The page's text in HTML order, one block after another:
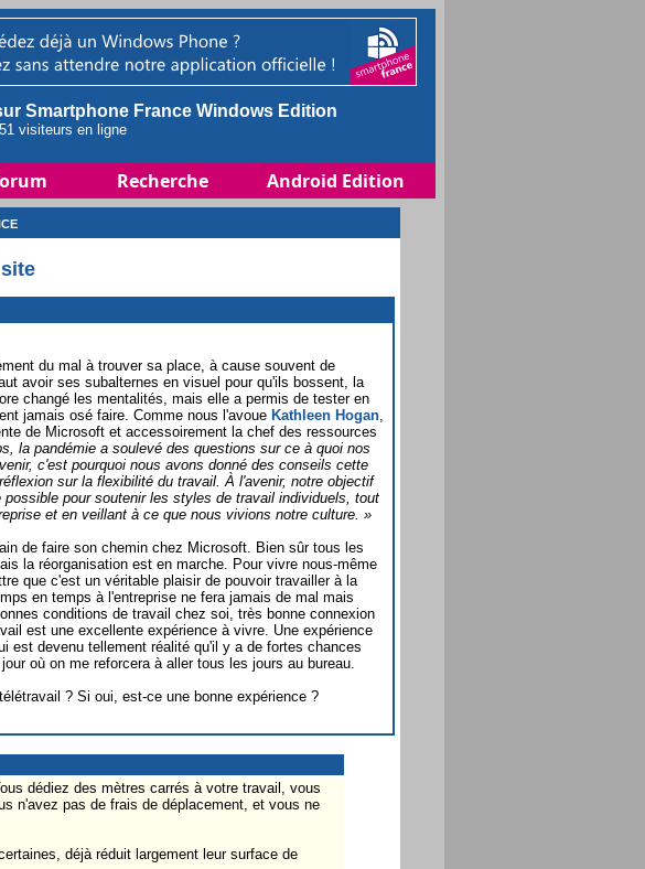
Smartphone France Windows Edition
visiteurs en ligne
Recherche Android Edition
du mal à trouver sa place, à cause souvent de
avoir ses subalternes en visuel pour qu'ils bossent, la
changé les mentalités, mais elle a permis de tester en
jamais osé faire. Comme nous l'avoue Kathleen Hogan
de Microsoft et accessoirement la chef des ressources
la pandémie a soulevé des questions sur ce à quoi nos
c'est pourquoi nous avons donné des conseils cette
sur la flexibilité du travail. À l'avenir, notre objectif
pour soutenir les styles de travail individuels, tout
et en veillant à ce que nous vivions notre culture. »
de faire son chemin chez Microsoft. Bien sûr tous les
la réorganisation est en marche. Pour vivre nous-même
que c'est un véritable plaisir de pouvoir travailler à la
en temps à l'entreprise ne fera jamais de mal mais
conditions de travail chez soi, très bonne connexion
est une excellente expérience à vivre. Une expérience
est devenu tellement réalité qu'il y a de fortes chances
où on me reforcera à aller tous les jours au bureau.
? Si oui, est-ce une bonne expérience ?
dédiez des mètres carrés à votre travail, vous
n'avez pas de frais de déplacement, et vous ne
déjà réduit largement leur surface de